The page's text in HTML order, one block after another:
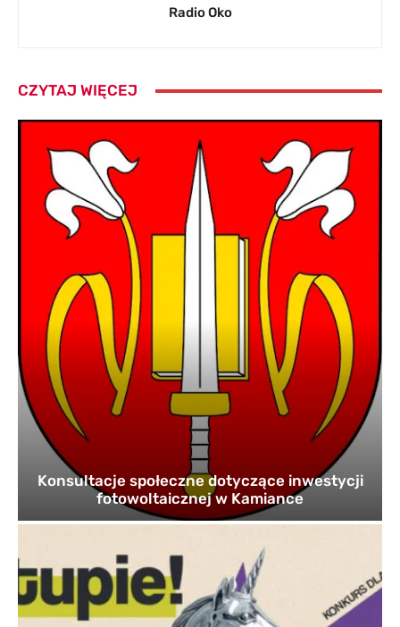
Radio Oko
CZYTAJ WIĘCEJ
Konsultacje społeczne dotyczące inwestycji
fotowoltaicznej w Kamiance